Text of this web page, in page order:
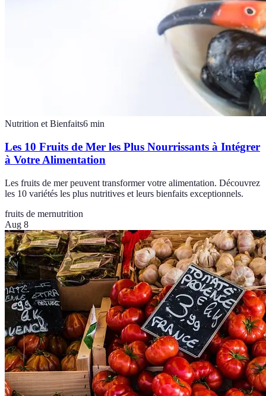
Nutrition et Bienfaits6 min
Les 10 Fruits de Mer les Plus Nourrissants à Intégrer
à Votre Alimentation
Les fruits de mer peuvent transformer votre alimentation. Découvrez
les 10 variétés les plus nutritives et leurs bienfaits exceptionnels.
fruits de mernutrition
Aug 8